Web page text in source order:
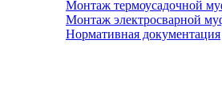
Монтаж термоусадочной
Монтаж электросварной
Нормативная документация